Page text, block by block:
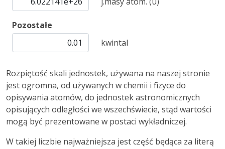
Pozostałe
kwintal
Rozpiętość skali jednostek, używana na naszej stronie
jest ogromna, od używanych w chemii i fizyce do
opisywania atomów, do jednostek astronomicznych
opisujących odległości we wszechświecie, stąd wartości
mogą być prezentowane w postaci wykładniczej.
W takiej liczbie najważniejsza jest część będąca za literą